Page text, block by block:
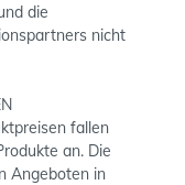
die
nicht
fallen
an. Die
Angeboten in